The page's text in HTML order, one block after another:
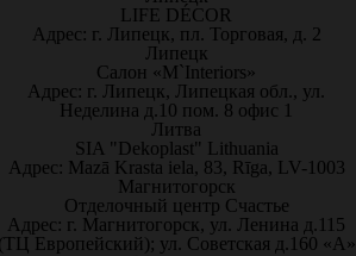
LIFE DÉCOR
Адрес: г. Липецк, пл. Торговая, д. 2
Липецк
Салон «M`Interiors»
Адрес: г. Липецк, Липецкая обл., ул.
Неделина д.10 пом. 8 офис 1
Литва
SIA "Dekoplast" Lithuania
Адрес: Mazā Krasta iela, 83, Rīga, LV-1003
Магнитогорск
Отделочный центр Счастье
Адрес: г. Магнитогорск, ул. Ленина д.115
Европейский); ул. Советская д.160 «А»